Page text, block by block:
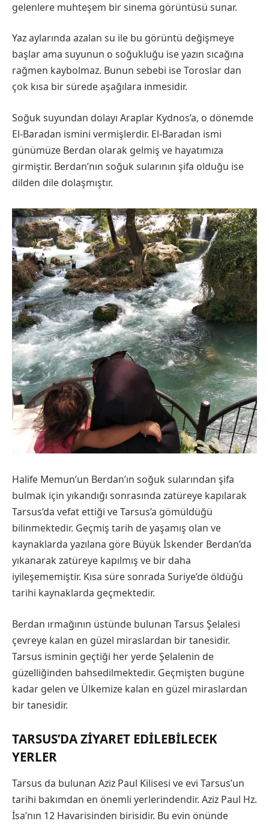
gelenlere muhteşem bir sinema görüntüsü sunar.
Yaz aylarında azalan su ile bu görüntü değişmeye
başlar ama suyunun o soğukluğu ise yazın sıcağına
rağmen kaybolmaz. Bunun sebebi ise Toroslar dan
çok kısa bir sürede aşağılara inmesidir.
Soğuk suyundan dolayı Araplar Kydnos’a, o dönemde
El-Baradan ismini vermişlerdir. El-Baradan ismi
günümüze Berdan olarak gelmiş ve hayatımıza
girmiştir. Berdan’nın soğuk sularının şifa olduğu ise
dilden dile dolaşmıştır.
Halife Memun’un Berdan’ın soğuk sularından şifa
bulmak için yıkandığı sonrasında zatüreye kapılarak
Tarsus’da vefat ettiği ve Tarsus’a gömüldüğü
bilinmektedir. Geçmiş tarih de yaşamış olan ve
kaynaklarda yazılana göre Büyük İskender Berdan’da
yıkanarak zatüreye kapılmış ve bir daha
iyileşememiştir. Kısa süre sonrada Suriye’de öldüğü
tarihi kaynaklarda geçmektedir.
Berdan ırmağının üstünde bulunan Tarsus Şelalesi
çevreye kalan en güzel miraslardan bir tanesidir.
Tarsus isminin geçtiği her yerde Şelalenin de
güzelliğinden bahsedilmektedir. Geçmişten bugüne
kadar gelen ve Ülkemize kalan en güzel miraslardan
bir tanesidir.
TARSUS’DA ZIYARET EDILEBILECEK
YERLER
Tarsus da bulunan Aziz Paul Kilisesi ve evi Tarsus’un
tarihi bakımdan en önemli yerlerindendir. Aziz Paul Hz.
İsa’nın 12 Havarisinden birisidir. Bu evin önünde